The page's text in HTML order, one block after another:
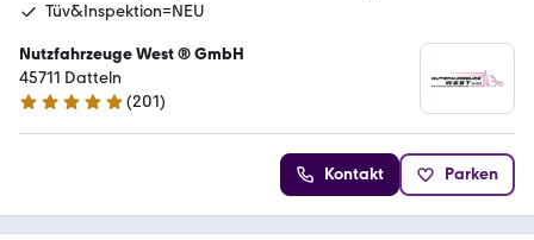
Tüv&Inspektion=NEU
Nutzfahrzeuge West ® GmbH
45711 Datteln
4.9 Sterne
(201)
Kontakt Parken